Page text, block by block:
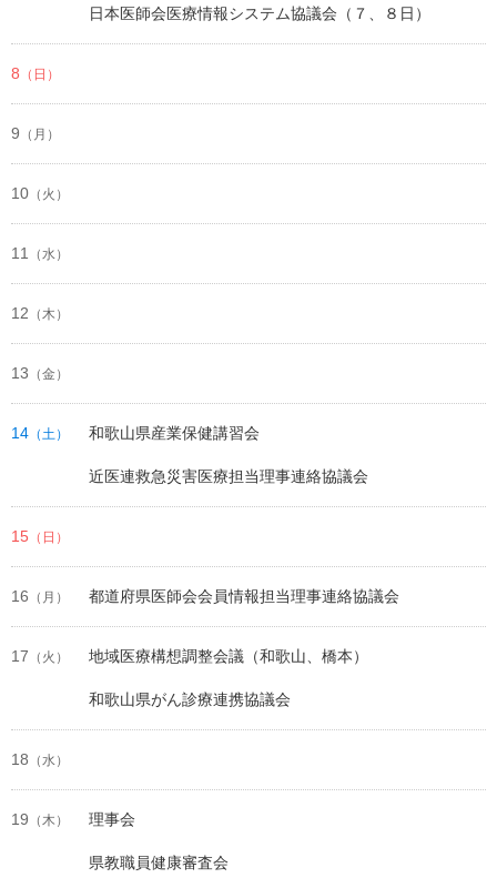
日本医師会医療情報システム協議会（７、８日）
8 （日）
9 （月）
10 （火）
11 （水）
12 （木）
13 （金）
14 （土） 和歌山県産業保健講習会
近医連救急災害医療担当理事連絡協議会
15 （日）
16 （月） 都道府県医師会会員情報担当理事連絡協議会
17 （火） 地域医療構想調整会議（和歌山、橋本）
和歌山県がん診療連携協議会
18 （水）
19 （木） 理事会
県教職員健康審査会